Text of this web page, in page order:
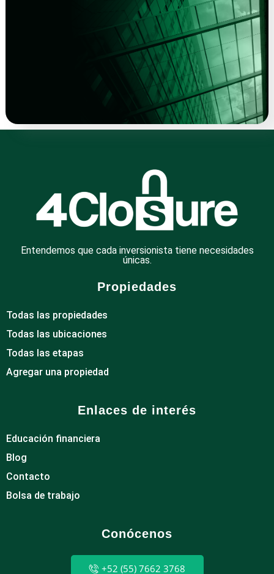
Entendemos que cada inversionista tiene necesidades
únicas.
Propiedades
Todas las propiedades
Todas las ubicaciones
Todas las etapas
Agregar una propiedad
Enlaces de interés
Educación financiera
Blog
Contacto
Bolsa de trabajo
Conócenos
+52 (55) 7662 3768